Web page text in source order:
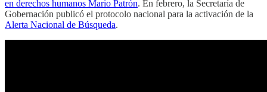
en derechos humanos Mario Patrón. En febrero, la Secretaría de
Gobernación publicó el protocolo nacional para la activación de la
Alerta Nacional de Búsqueda.